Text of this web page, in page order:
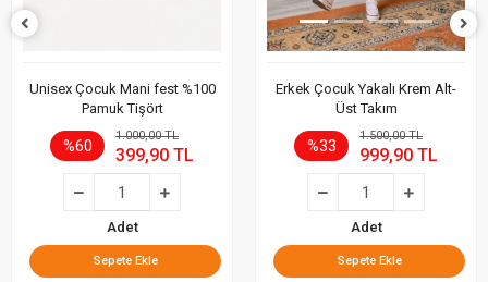
Unisex Çocuk Mani fest %100
Pamuk Tişört
%60
1.000,00 TL
399,90 TL
Adet
Sepete Ekle
Erkek Çocuk Yakalı Krem Alt-
Üst Takım
%33
1.500,00 TL
999,90 TL
Adet
Sepete Ekle